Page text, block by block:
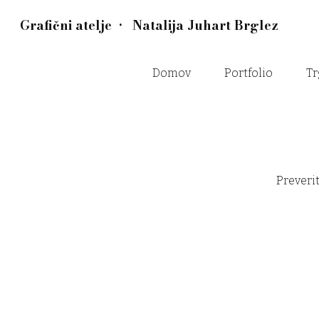
Grafični atelje • Natalija Juhart Brglez
Domov Portfolio